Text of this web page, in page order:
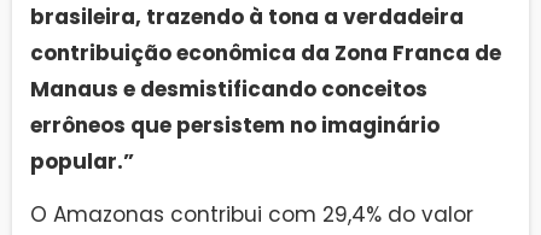
brasileira, trazendo à tona a verdadeira
contribuição econômica da Zona Franca de
Manaus e desmistificando conceitos
errôneos que persistem no imaginário
popular.”
O Amazonas contribui com 29,4% do valor